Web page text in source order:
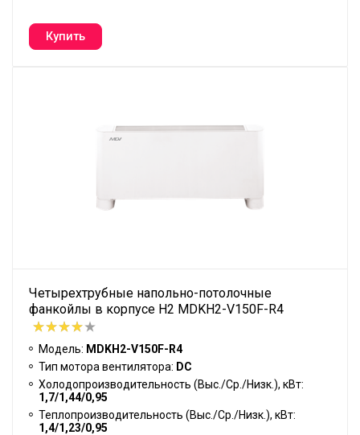
Четырехтрубные напольно-потолочные
фанкойлы в корпусе H2 MDKH2-V150F-R4
Модель: MDKH2-V150F-R4
Тип мотора вентилятора: DC
Холодопроизводительность (Выс./Ср./Низк.), кВт:
1,7/1,44/0,95
Теплопроизводительность (Выс./Ср./Низк.), кВт:
1,4/1,23/0,95